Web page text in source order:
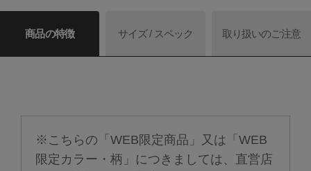
商品の特徴 サイズ / スペック 取り扱いのご注意
※こちらの「WEB限定商品」又は「WEB
限定カラー・柄」につきましては、直営店